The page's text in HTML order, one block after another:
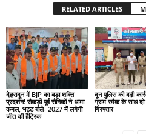
RELATED ARTICLES
देहरादून में BJP का बड़ा शक्ति
प्रदर्शन! सैकड़ों पूर्व सैनिकों ने थामा
कमल, भट्ट बोले- 2027 में लगेगी
जीत की हैट्रिक
दून पुलिस की बड़ी
ग्राम स्मैक के साथ
गिरफ्तार